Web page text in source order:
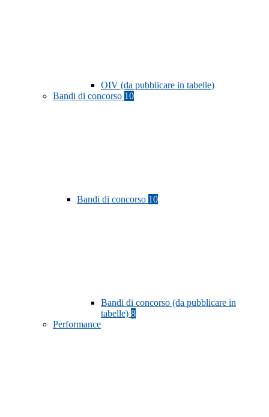
OIV (da pubblicare in tabelle)
Bandi di concorso 10
Bandi di concorso 10
Bandi di concorso (da pubblicare in
tabelle) 8
Performance